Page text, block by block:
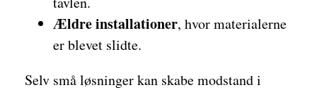
Ældre installationer, hvor materialerne
er blevet slidte.
Selv små løsninger kan skabe modstand i